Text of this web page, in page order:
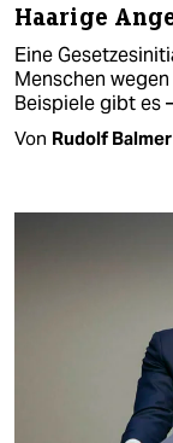
Haarige
Eine
Menschen
Beispiele gibt es
Von Rudolf Balmer